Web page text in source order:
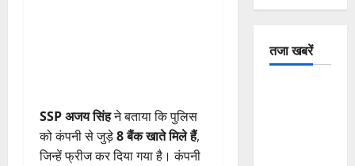
SSP अजय सिंहने बताया कि पुलिस
को कंपनी से जुड़े8 बैंक खाते मिले हैं,
जिन्हें फ्रीज कर दिया गया है। कंपनी
तजा खबरें